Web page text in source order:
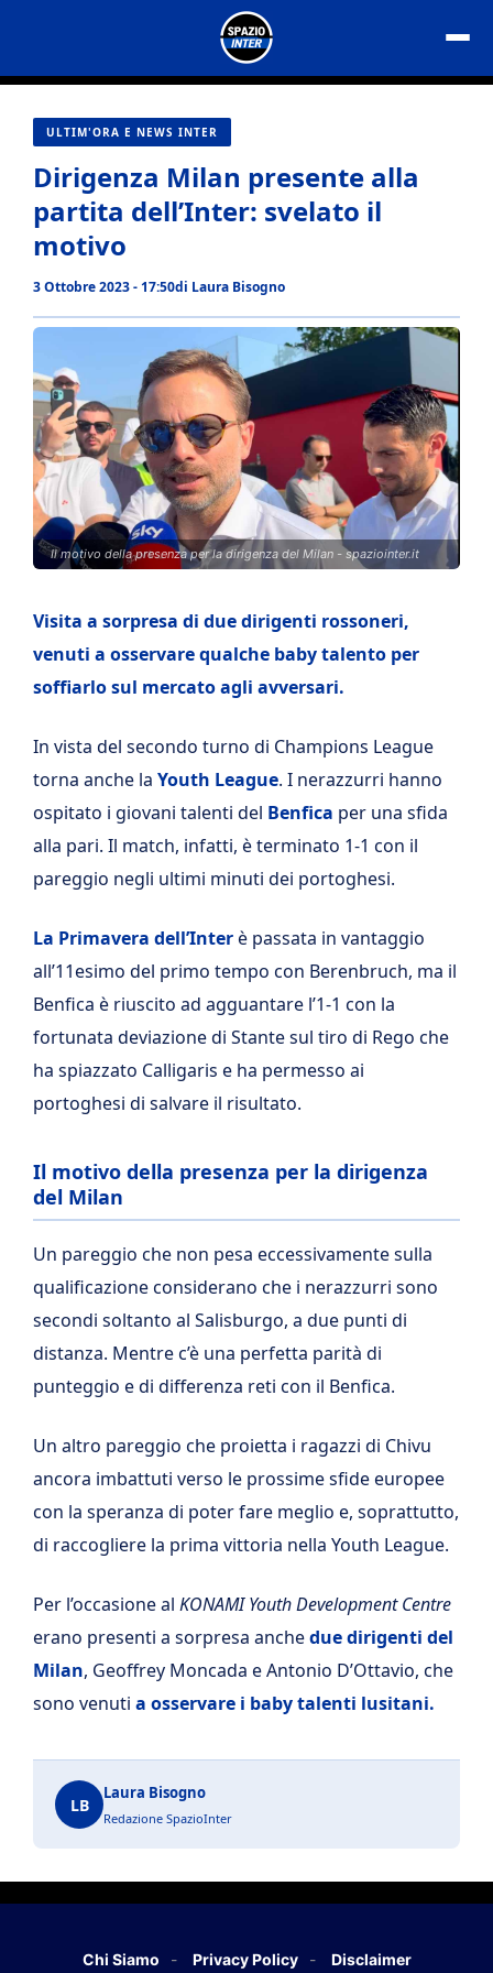
contenuto
ULTIM'ORA E NEWS INTER
Dirigenza Milan presente alla
partita dell’Inter: svelato il
motivo
3 Ottobre 2023 - 17:50di Laura Bisogno
Il motivo della presenza per la dirigenza del Milan - spaziointer.it
Visita a sorpresa di due dirigenti rossoneri,
venuti a osservare qualche baby talento per
soffiarlo sul mercato agli avversari.
In vista del secondo turno di Champions League
torna anche la Youth League. I nerazzurri hanno
ospitato i giovani talenti del Benfica per una sfida
alla pari. Il match, infatti, è terminato 1-1 con il
pareggio negli ultimi minuti dei portoghesi.
La Primavera dell’Interè passata in vantaggio
all’11esimo del primo tempo con Berenbruch, ma il
Benfica è riuscito ad agguantare l’1-1 con la
fortunata deviazione di Stante sul tiro di Rego che
ha spiazzato Calligaris e ha permesso ai
portoghesi di salvare il risultato.
Il motivo della presenza per la dirigenza
del Milan
Un pareggio che non pesa eccessivamente sulla
qualificazione considerano che i nerazzurri sono
secondi soltanto al Salisburgo, a due punti di
distanza. Mentre c’è una perfetta parità di
punteggio e di differenza reti con il Benfica.
Un altro pareggio che proietta i ragazzi di Chivu
ancora imbattuti verso le prossime sfide europee
con la speranza di poter fare meglio e, soprattutto,
di raccogliere la prima vittoria nella Youth League.
Per l’occasione al KONAMI Youth Development Centre
erano presenti a sorpresa anchedue dirigenti del
Milan, Geoffrey Moncada e Antonio D’Ottavio, che
sono venuti a osservare i baby talenti lusitani.
LB
Laura Bisogno
Redazione SpazioInter
Chi Siamo Privacy Policy Disclaimer